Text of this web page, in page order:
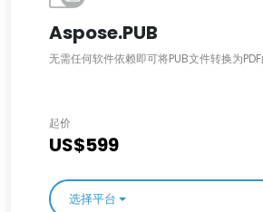
Aspose.PUB
无需任何软件依赖即可将PUB文件转换为PDF
起价
US$599
选择平台